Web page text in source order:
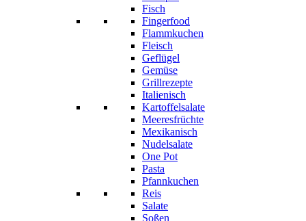
Fisch
Fingerfood
Flammkuchen
Fleisch
Geflügel
Gemüse
Grillrezepte
Italienisch
Kartoffelsalate
Meeresfrüchte
Mexikanisch
Nudelsalate
One Pot
Pasta
Pfannkuchen
Reis
Salate
Soßen